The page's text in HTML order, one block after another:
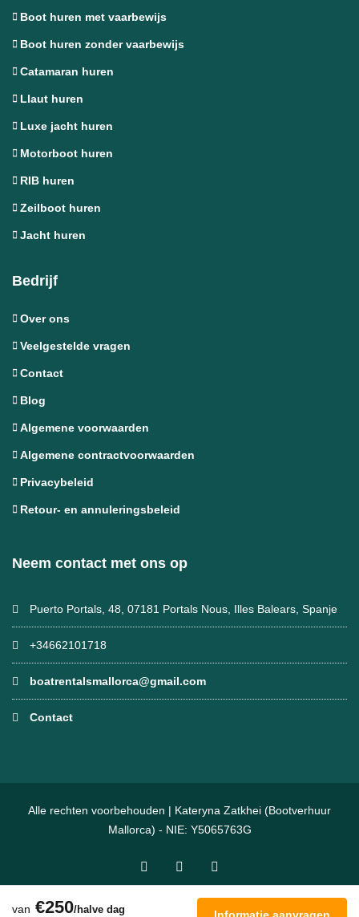
van €250/halve dag
Boot huren met vaarbewijs
Boot huren zonder vaarbewijs
Catamaran huren
Llaut huren
Luxe jacht huren
Motorboot huren
RIB huren
Zeilboot huren
Jacht huren
Bedrijf
Over ons
Veelgestelde vragen
Contact
Blog
Algemene voorwaarden
Algemene contractvoorwaarden
Privacybeleid
Retour- en annuleringsbeleid
Neem contact met ons op
Puerto Portals, 48, 07181 Portals Nous, Illes Balears, Spanje
+34662101718
boatrentalsmallorca@gmail.com
Contact
Alle rechten voorbehouden | Kateryna Zatkhei (Bootverhuur
Mallorca) - NIE: Y5065763G